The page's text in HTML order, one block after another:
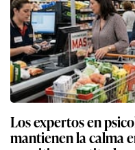
Los expertos en
mantienen la calma